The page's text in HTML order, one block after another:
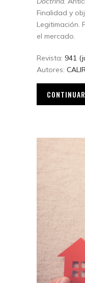
Finalidad y
Legitimación.
el mercado.
Revista: 941
Autores: